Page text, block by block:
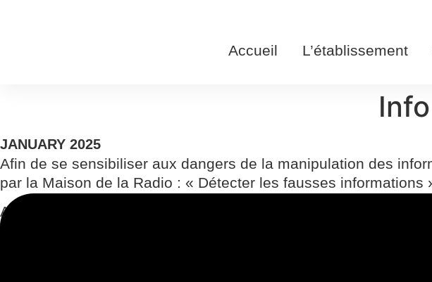
Accueil L’établissement
JANUARY 2025
Afin de se sensibiliser aux dangers de la manipulation des
par la Maison de la Radio : « Détecter les fausses informations
Accompagnés par un professionnel qui leur a fait découvrir les